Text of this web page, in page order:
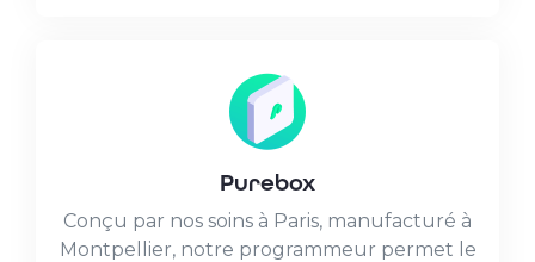
Purebox
Conçu par nos soins à Paris, manufacturé à
Montpellier, notre programmeur permet le